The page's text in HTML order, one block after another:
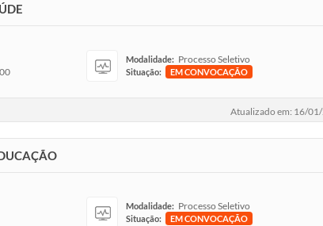
Modalidade: Processo Seletivo
Situação: EM CONVOCAÇÃO
Atualizado em: 16/
Modalidade: Processo Seletivo
Situação: EM CONVOCAÇÃO